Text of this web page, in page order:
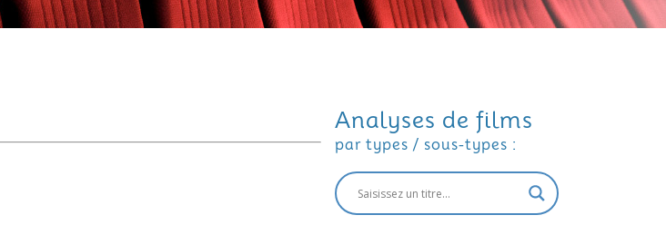
Analyses de films
par types / sous-types :